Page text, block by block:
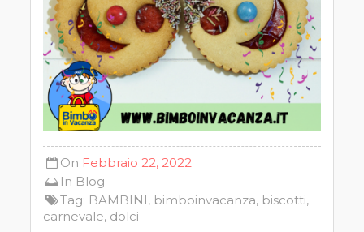
On Febbraio 22, 2022
In Blog
Tag: BAMBINI, bimboinvacanza, biscotti,
carnevale, dolci